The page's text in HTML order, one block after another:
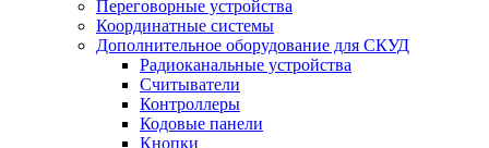
Переговорные устройства
Координатные системы
Дополнительное оборудование для СКУД
Радиоканальные устройства
Считыватели
Контроллеры
Кодовые панели
Кнопки